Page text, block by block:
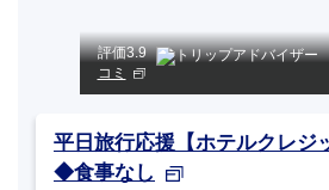
評価3.9
コミ
平日旅行応援【ホテルクレジ
◆食事なし